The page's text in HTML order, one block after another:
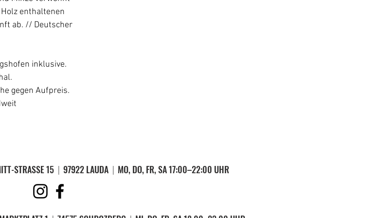
enthaltenen
ab. // Deutscher
inklusive.
gegen Aufpreis.
STRASSE 15 | 97922 LAUDA | MO, DO, FR, SA 17:00–22:00 UHR